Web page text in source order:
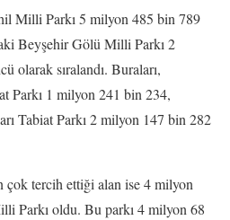
Milli Parkı 5 milyon 485 bin 789
Beyşehir Gölü Milli Parkı 2
olarak sıralandı. Buraları,
Parkı 1 milyon 241 bin 234,
Tabiat Parkı 2 milyon 147 bin 282
çok tercih ettiği alan ise 4 milyon
Parkı oldu. Bu parkı 4 milyon 68